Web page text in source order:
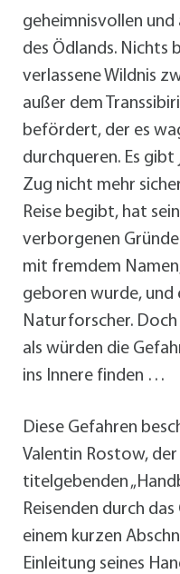
geheimnisvollen
des Ödlands. Nichts
verlassene Wildnis
außer dem
befördert, der es
durchqueren. Es
Zug nicht mehr
Reise begibt, hat
verborgenen
mit fremdem
geboren wurde, und
Naturforscher.
als würden die
ins Innere finden …
Diese Gefahren
Valentin Rostow,
titelgebenden
Reisenden durch
einem kurzen
Einleitung seines